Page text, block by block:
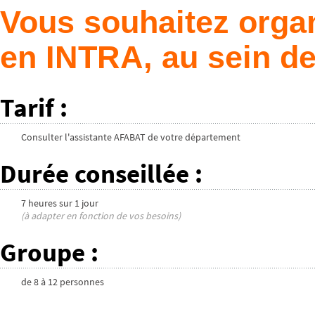
Vous souhaitez
en INTRA, au sein
Tarif :
Consulter l'assistante AFABAT de votre département
Durée conseillée :
7 heuressur 1 jour
(à adapter en fonction de vos besoins)
Groupe :
de8à 12 personnes